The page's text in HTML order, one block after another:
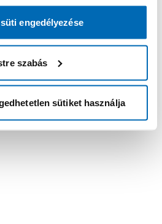
engedélyezése
szabás
sütiket használja